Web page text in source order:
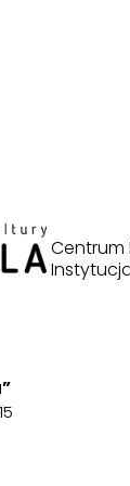
Centrum